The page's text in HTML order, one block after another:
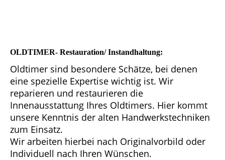
OLDTIMER- Restauration/ Instandhaltung:
Oldtimer sind besondere Schätze, bei denen
eine spezielle Expertise wichtig ist. Wir
reparieren und restaurieren die
Innenausstattung Ihres Oldtimers. Hier kommt
unsere Kenntnis der alten Handwerkstechniken
zum Einsatz.
Wir arbeiten hierbei nach Originalvorbild oder
Individuell nach Ihren Wünschen.